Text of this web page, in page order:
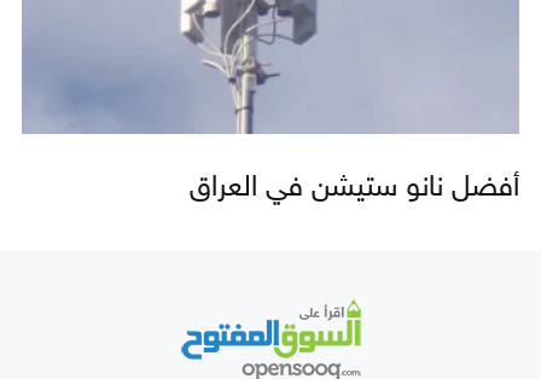
أفضل نانو ستيشن في العراق